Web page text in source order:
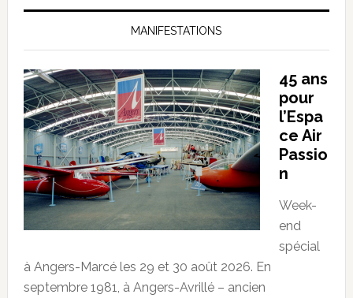
MANIFESTATIONS
45 ans
pour
l’Espa
ce Air
Passio
n
Week-
end
spécial
à Angers-Marcé les 29 et 30 août 2026. En
septembre 1981, à Angers-Avrillé – ancien